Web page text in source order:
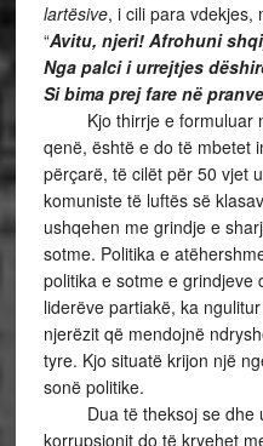
lartësive, i cili para vdekjes,
“Avitu, njeri! Afrohuni
Nga palci i urrejtjes
Si bima prej fare në
Kjo thirrje e formuluar
qenë, është e do të mbetet
përçarë, të cilët për 50 vjet
komuniste të luftës së
ushqehen me grindje e
sotme. Politika e
politika e sotme e grindjeve
liderëve partiakë, ka
njerëzit që mendojnë
tyre. Kjo situatë krijon një
sonë politike.
Dua të theksoj se dhe
korrupsionit do të kryehet